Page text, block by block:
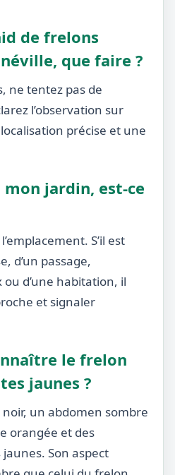
de frelons
que faire ?
ne tentez pas de
l’observation sur
précise et une
mon jardin, est-ce
S’il est
d’un passage,
ou d’une habitation, il
et signaler
le frelon
jaunes ?
un abdomen sombre
orangée et des
Son aspect